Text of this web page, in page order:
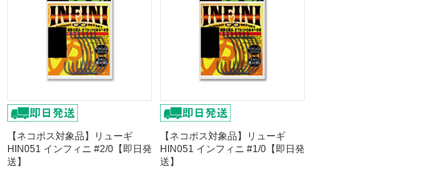
【ネコポス対象品】リューギ
HIN051 インフィニ #2/0【即日発
送】
【ネコポス対象品】リューギ
HIN051 インフィニ #1/0【即日発
送】